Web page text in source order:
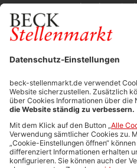
Durchsuchen Sie
FÜR
Media-